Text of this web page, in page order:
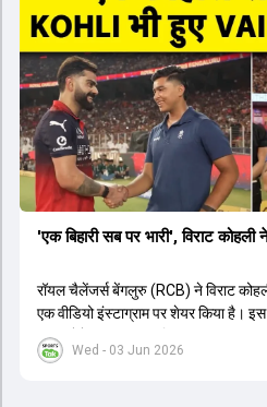
के आंकड़ों का भी विश्लेषण किया गया है।
Wed - 03 Jun 2026
'एक बिहारी सब पर भारी', विराट
रॉयल चैलेंजर्स बेंगलुरु (RCB) ने विराट
एक वीडियो इंस्टाग्राम पर शेयर किया है। इस
सलाह देते हुए कहा, 'एक बिहारी सब पर
पर विश्वास रखने और नकारात्मक बातों पर